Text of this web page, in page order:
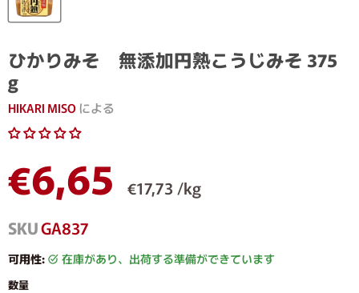
ひかりみそ 無添加円熟こうじみそ 375
g
HIKARI MISOによる
現在の価格
€6,65
€17,73 /kg
SKUGA837
可用性: 在庫があり、出荷する準備ができています
数量